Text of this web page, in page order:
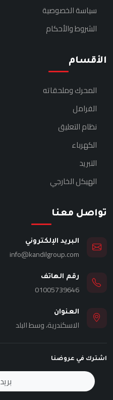
سياسة الخصوصية
الشروط والأحكام
الأقسام
المحرك وملحقاته
الفرامل
نظام التعليق
الكهرباء
التبريد
الهيكل الخارجي
تواصل معنا
البريد الإلكتروني
info@kandilgroup.com
رقم الهاتف
01005739646
العنوان
الاسكندرية، وسط البلد
اشترك في عروضنا